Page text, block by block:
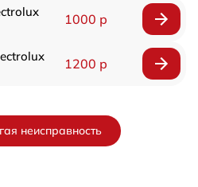
1000 р
1200 р
неисправность